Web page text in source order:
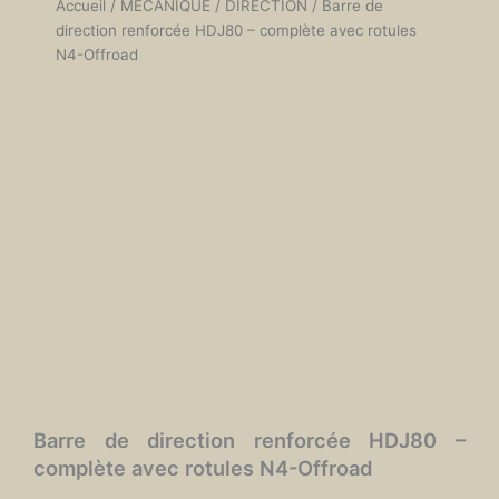
Accueil / MÉCANIQUE / DIRECTION / Barre de
direction renforcée HDJ80 – complète avec rotules
N4-Offroad
Barre de direction renforcée HDJ80 –
complète avec rotules N4-Offroad